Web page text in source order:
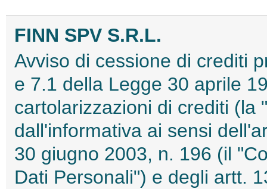
FINN SPV S.R.L.
Avviso di cessione di crediti
e 7.1 della Legge 30 aprile
cartolarizzazioni di crediti (la
dall'informativa ai sensi
30 giugno 2003, n. 196 (il
Dati Personali") e degli artt.